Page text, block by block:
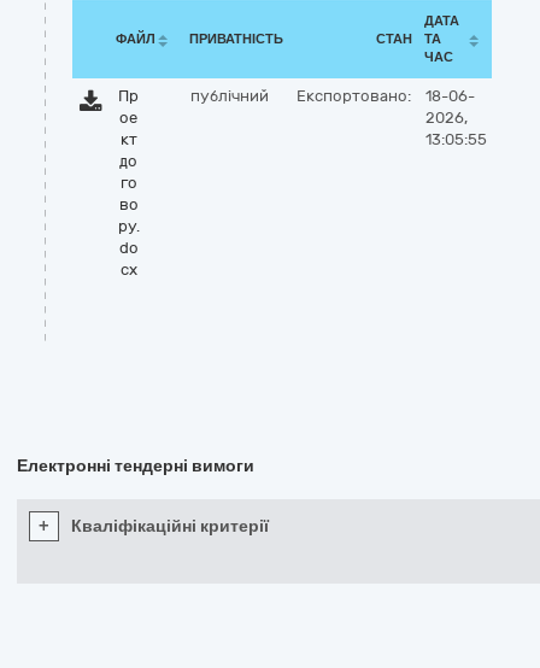
ФАЙЛ ПРИВАТНІСТЬ СТАН
ДАТА
ТА
ЧАС
Пр
ое
кт
до
го
во
ру.
do
cx
публічний Експортовано:
18-06-
2026,
13:05:55
Електронні тендерні вимоги
+ Кваліфікаційні критерії